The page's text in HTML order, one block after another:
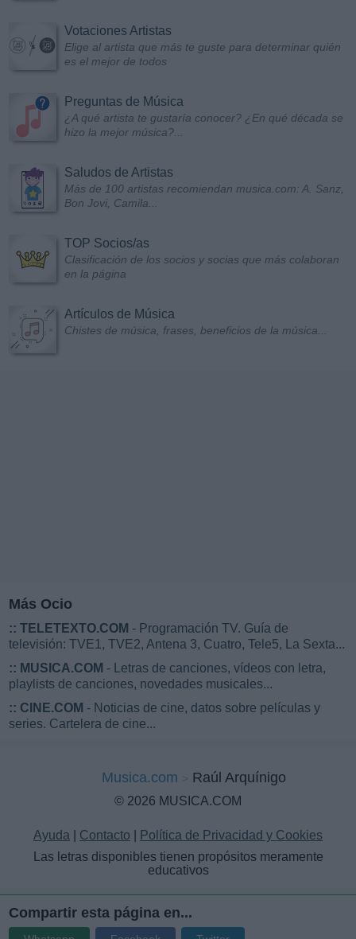
Votaciones Artistas
Elige al artista que más te guste para determinar quién
es el mejor de todos
Preguntas de Música
¿A qué artista te gustaría conocer? ¿En qué década se
hizo la mejor música?...
Saludos de Artistas
Más de 100 artistas recomiendan musica.com: A. Sanz,
Bon Jovi, Camila...
TOP Socios/as
Clasificación de los socios y socias que más colaboran
en la página
Artículos de Música
Chistes de música, frases, beneficios de la música...
Más Ocio
:: TELETEXTO.COM - Programación TV. Guía de
televisión: TVE1, TVE2, Antena 3, Cuatro, Tele5, La Sexta...
:: MUSICA.COM - Letras de canciones, vídeos con letra,
playlists de canciones, novedades musicales...
:: CINE.COM - Noticias de cine, datos sobre películas y
series. Cartelera de cine...
Musica.com Raúl Arquínigo
© 2026 MUSICA.COM
Ayuda Contacto
Política de Privacidad y Cookies
Las letras disponibles tienen propósitos meramente
educativos
Compartir esta página en...